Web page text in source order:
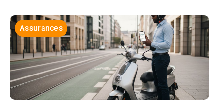
Assurances